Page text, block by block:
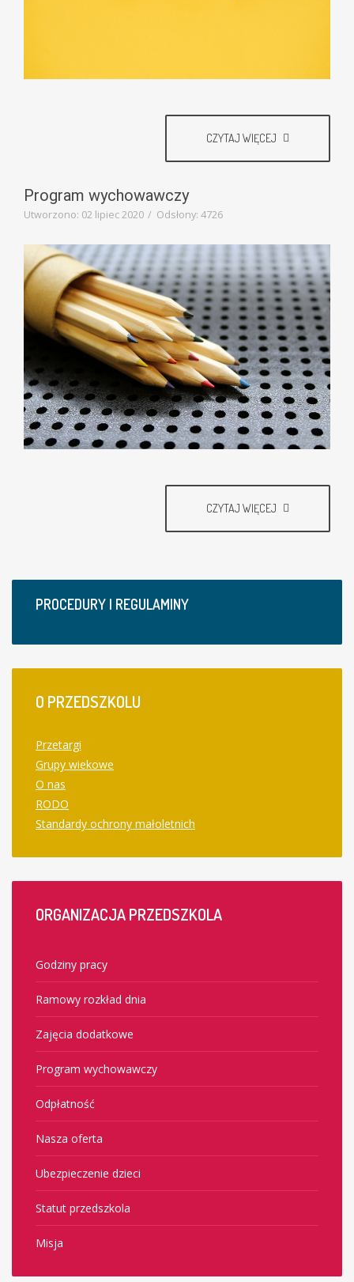
CZYTAJ WIĘCEJ
Program wychowawczy
Utworzono: 02 lipiec 2020 Odsłony: 4726
CZYTAJ WIĘCEJ
PROCEDURY I REGULAMINY
O PRZEDSZKOLU
Przetargi
Grupy wiekowe
O nas
RODO
Standardy ochrony małoletnich
ORGANIZACJAPRZEDSZKOLA
Godziny pracy
Ramowy rozkład dnia
Zajęcia dodatkowe
Program wychowawczy
Odpłatność
Nasza oferta
Ubezpieczenie dzieci
Statut przedszkola
Misja